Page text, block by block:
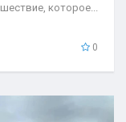
которое...
0